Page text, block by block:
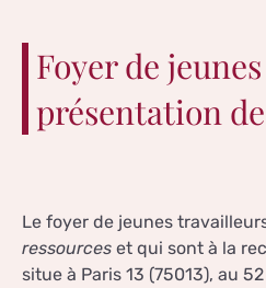
Foyer de
présentation
Le foyer de jeunes
ressources et qui sont à la
situe à Paris 13 (75013), au